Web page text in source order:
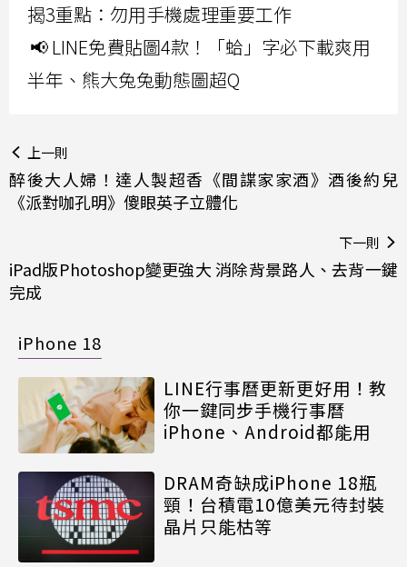
揭3重點：勿用手機處理重要工作
📢 LINE免費貼圖4款！「蛤」字必下載爽用
半年、熊大兔兔動態圖超Q
上一則
醉後大人婦！達人製超香《間諜家家酒》酒後約兒
《派對咖孔明》傻眼英子立體化
下一則
iPad版Photoshop變更強大 消除背景路人、去背一鍵
完成
iPhone 18
LINE行事曆更新更好用！教
你一鍵同步手機行事曆
iPhone、Android都能用
DRAM奇缺成iPhone 18瓶
頸！台積電10億美元待封裝
晶片只能枯等